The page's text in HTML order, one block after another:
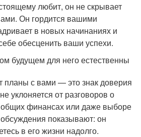
любит, он не скрывает
Он гордится вашими
в новых начинаниях и
обесценить ваши успехи.
будущем для него естественны
планы с вами — это знак доверия
уклоняется от разговоров о
общих финансах или даже выборе
показывают: он
в его жизни надолго.